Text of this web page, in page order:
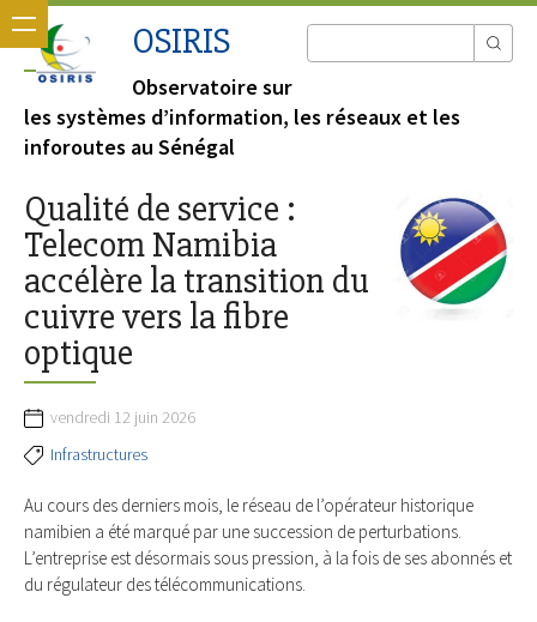
OSIRIS
Observatoire sur
les systèmes d’information, les réseaux et les
inforoutes au Sénégal
Qualité de service :
Telecom Namibia
accélère la transition du
cuivre vers la fibre
optique
vendredi 12 juin 2026
Infrastructures
Au cours des derniers mois, le réseau de l’opérateur historique
namibien a été marqué par une succession de perturbations.
L’entreprise est désormais sous pression, à la fois de ses abonnés et
du régulateur des télécommunications.